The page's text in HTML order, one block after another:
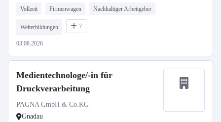
Vollzeit Firmenwagen Nachhaltiger Arbeitgeber
Weiterbildungen 7
03.08.2026
Medientechnologe/-in für
Druckverarbeitung
PAGNA GmbH & Co.KG
Gnadau